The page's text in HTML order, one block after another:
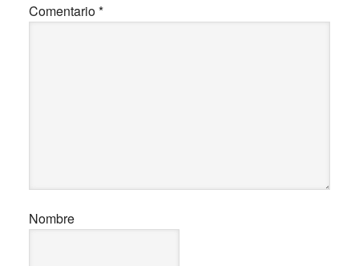
Comentario*
Nombre